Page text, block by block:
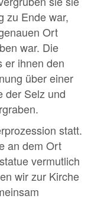
zu Ende war,
Ort
war. Die
er ihnen den
über einer
der Selz und
statt.
an dem Ort
vermutlich
wir zur Kirche